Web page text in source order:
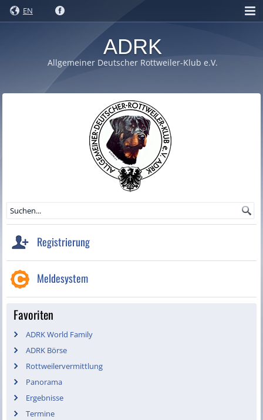
EN
ADRK
Allgemeiner Deutscher Rottweiler-Klub e.V.
Registrierung
Meldesystem
Favoriten
ADRK World Family
ADRK Börse
Rottweilervermittlung
Panorama
Ergebnisse
Termine